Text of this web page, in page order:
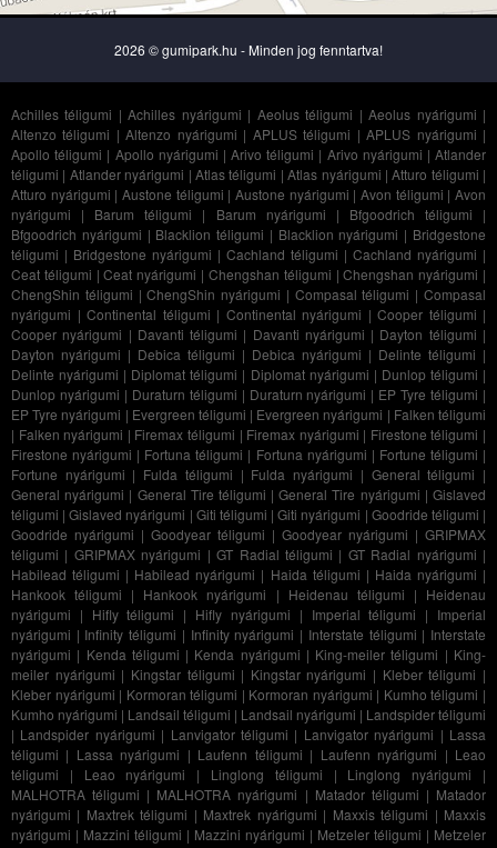
2026 © gumipark.hu - Minden jog fenntartva!
Achilles téligumi |Achilles nyárigumi | Aeolus téligumi |Aeolus nyárigumi |
Altenzo téligumi |Altenzo nyárigumi | APLUS téligumi |APLUS nyárigumi |
Apollo téligumi | Apollo nyárigumi |Arivo téligumi | Arivo nyárigumi |Atlander
téligumi | Atlander nyárigumi | Atlas téligumi |Atlas nyárigumi |Atturo téligumi |
Atturo nyárigumi |Austone téligumi |Austone nyárigumi |Avon téligumi |Avon
nyárigumi | Barum téligumi | Barum nyárigumi | Bfgoodrich téligumi |
Bfgoodrich nyárigumi | Blacklion téligumi | Blacklion nyárigumi | Bridgestone
téligumi | Bridgestone nyárigumi | Cachland téligumi | Cachland nyárigumi |
Ceat téligumi |Ceat nyárigumi | Chengshan téligumi |Chengshan nyárigumi |
ChengShin téligumi |ChengShin nyárigumi | Compasal téligumi |Compasal
nyárigumi | Continental téligumi | Continental nyárigumi | Cooper téligumi |
Cooper nyárigumi | Davanti téligumi | Davanti nyárigumi | Dayton téligumi |
Dayton nyárigumi | Debica téligumi | Debica nyárigumi | Delinte téligumi |
Delinte nyárigumi | Diplomat téligumi | Diplomat nyárigumi | Dunlop téligumi |
Dunlop nyárigumi | Duraturn téligumi | Duraturn nyárigumi | EP Tyre téligumi |
EP Tyre nyárigumi | Evergreen téligumi | Evergreen nyárigumi | Falken téligumi
| Falken nyárigumi | Firemax téligumi | Firemax nyárigumi | Firestone téligumi |
Firestone nyárigumi | Fortuna téligumi | Fortuna nyárigumi | Fortune téligumi |
Fortune nyárigumi | Fulda téligumi | Fulda nyárigumi | General téligumi |
General nyárigumi | General Tire téligumi |General Tire nyárigumi |Gislaved
téligumi |Gislaved nyárigumi | Giti téligumi |Giti nyárigumi | Goodride téligumi |
Goodride nyárigumi | Goodyear téligumi | Goodyear nyárigumi | GRIPMAX
téligumi | GRIPMAX nyárigumi |GT Radial téligumi | GT Radial nyárigumi |
Habilead téligumi | Habilead nyárigumi | Haida téligumi | Haida nyárigumi |
Hankook téligumi | Hankook nyárigumi | Heidenau téligumi | Heidenau
nyárigumi | Hifly téligumi | Hifly nyárigumi | Imperial téligumi | Imperial
nyárigumi | Infinity téligumi | Infinity nyárigumi | Interstate téligumi | Interstate
nyárigumi | Kenda téligumi | Kenda nyárigumi | King-meiler téligumi | King-
meiler nyárigumi | Kingstar téligumi | Kingstar nyárigumi | Kleber téligumi |
Kleber nyárigumi | Kormoran téligumi | Kormoran nyárigumi | Kumho téligumi |
Kumho nyárigumi | Landsail téligumi | Landsail nyárigumi | Landspider téligumi
| Landspider nyárigumi | Lanvigator téligumi | Lanvigator nyárigumi | Lassa
téligumi | Lassa nyárigumi | Laufenn téligumi | Laufenn nyárigumi | Leao
téligumi | Leao nyárigumi | Linglong téligumi | Linglong nyárigumi |
MALHOTRA téligumi | MALHOTRA nyárigumi | Matador téligumi | Matador
nyárigumi | Maxtrek téligumi | Maxtrek nyárigumi | Maxxis téligumi | Maxxis
nyárigumi | Mazzini téligumi | Mazzini nyárigumi | Metzeler téligumi | Metzeler